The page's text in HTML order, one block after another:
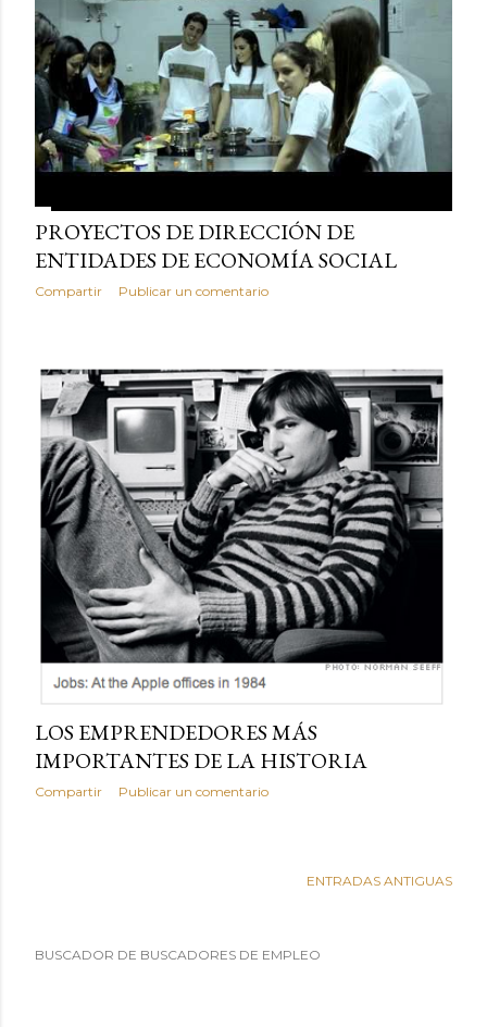
PROYECTOS DE DIRECCIÓN DE
ENTIDADES DE ECONOMÍA SOCIAL
Compartir Publicar un comentario
LOS EMPRENDEDORES MÁS
IMPORTANTES DE LA HISTORIA
Compartir Publicar un comentario
ENTRADAS ANTIGUAS
BUSCADOR DE BUSCADORES DE EMPLEO